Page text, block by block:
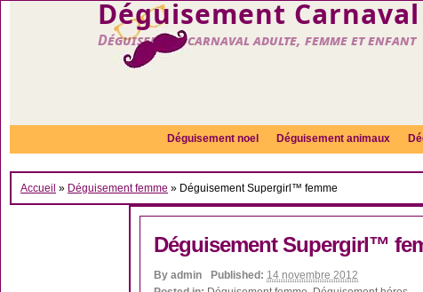
Déguisement
Déguisement carnaval adulte, femme et enfant
Déguisement noel Déguisement animaux
Accueil » Déguisement femme » Déguisement Supergirl™ femme
Déguisement Supergirl™
By admin Published: 14 novembre 2012